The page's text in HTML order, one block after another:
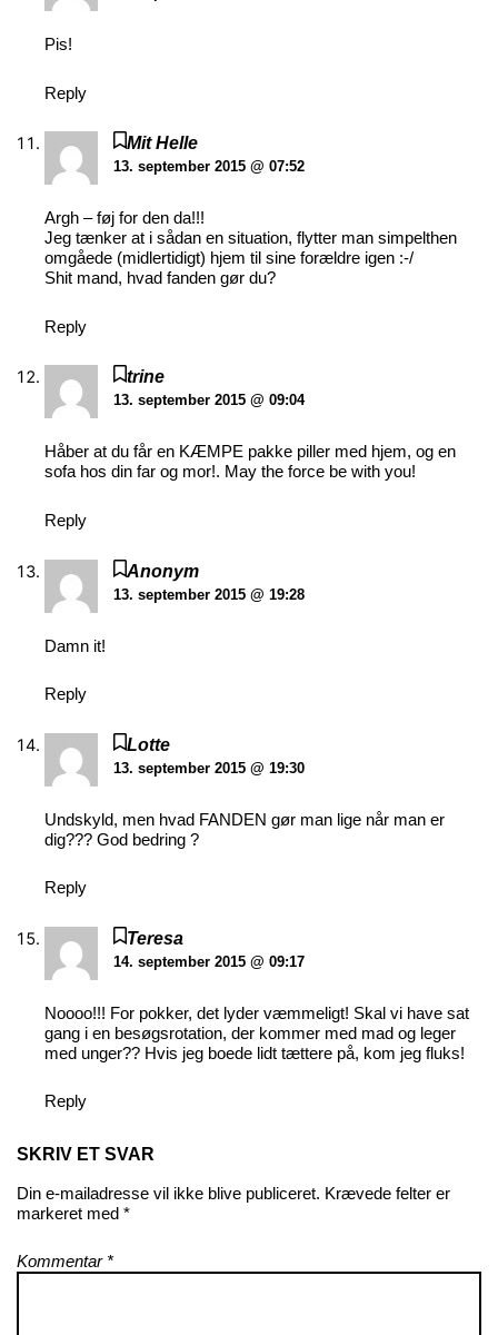
Pis!
Reply
Mit Helle
13. september 2015 @ 07:52
Argh – føj for den da!!!
Jeg tænker at i sådan en situation, flytter man simpelthen
omgåede (midlertidigt) hjem til sine forældre igen :-/
Shit mand, hvad fanden gør du?
Reply
trine
13. september 2015 @ 09:04
Håber at du får en KÆMPE pakke piller med hjem, og en
sofa hos din far og mor!. May the force be with you!
Reply
Anonym
13. september 2015 @ 19:28
Damn it!
Reply
Lotte
13. september 2015 @ 19:30
Undskyld, men hvad FANDEN gør man lige når man er
dig??? God bedring ?
Reply
Teresa
14. september 2015 @ 09:17
Noooo!!! For pokker, det lyder væmmeligt! Skal vi have sat
gang i en besøgsrotation, der kommer med mad og leger
med unger?? Hvis jeg boede lidt tættere på, kom jeg fluks!
Reply
SKRIV ET SVAR
Din e-mailadresse vil ikke blive publiceret. Krævede felter er
markeret med *
Kommentar *